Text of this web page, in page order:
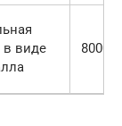
виде
8000